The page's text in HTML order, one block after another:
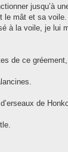
jusqu’à
le mât et sa voile.
à la voile, je lui
de ce
de